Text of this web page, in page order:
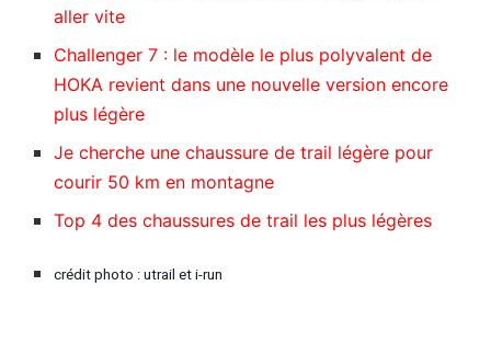
aller vite
Challenger 7 : le modèle le plus polyvalent de
HOKA revient dans une nouvelle version encore
plus légère
Je cherche une chaussure de trail légère pour
courir 50 km en montagne
Top 4 des chaussures de trail les plus légères
crédit photo : utrail et i-run